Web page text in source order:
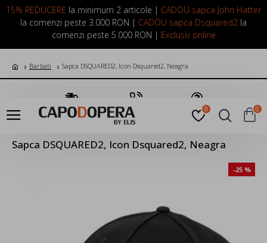
15% REDUCERE la minimum 2 articole | CADOU sapca John Hatter
la comenzi peste 3.000 RON | CADOU sapca Dsquared2 la
comenzi peste 5.000 RON | Exclusiv online
LOGIN INREGISTRARE
0 0
Barbati Sapca DSQUARED2, Icon Dsquared2, Neagra
Transport Gratuit Suna Acum Pune o Intrebare
Sapca DSQUARED2, Icon Dsquared2, Neagra
-25 %